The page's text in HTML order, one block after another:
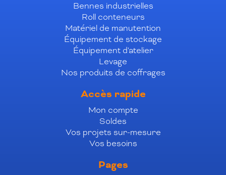
Bennes industrielles
Roll conteneurs
Matériel de manutention
Équipement de stockage
Équipement d'atelier
Levage
Nos produits de coffrages
Accès rapide
Mon compte
Soldes
Vos projets sur-mesure
Vos besoins
Pages